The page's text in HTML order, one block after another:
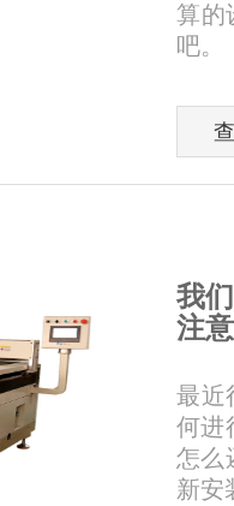
算的
吧。
我
注
最近
何进
怎么
新安